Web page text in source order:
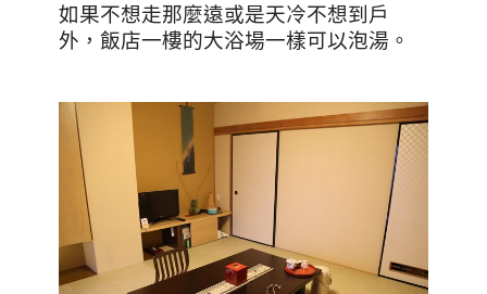
如果不想走那麼遠或是天冷不想到戶
外，飯店一樓的大浴場一樣可以泡湯。